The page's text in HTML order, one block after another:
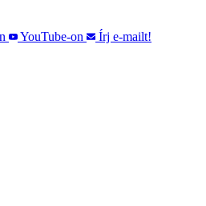
YouTube-on
Írj e-mailt!